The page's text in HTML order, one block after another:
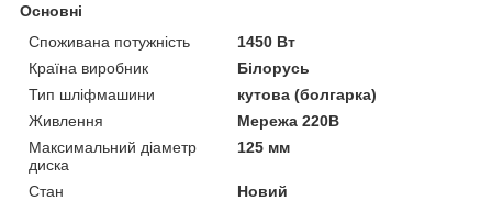
Основні
Споживана потужність
1450 Вт
Країна виробник
Білорусь
Тип шліфмашини
кутова (болгарка)
Живлення
Мережа 220В
Максимальний діаметр
диска
125 мм
Стан Новий